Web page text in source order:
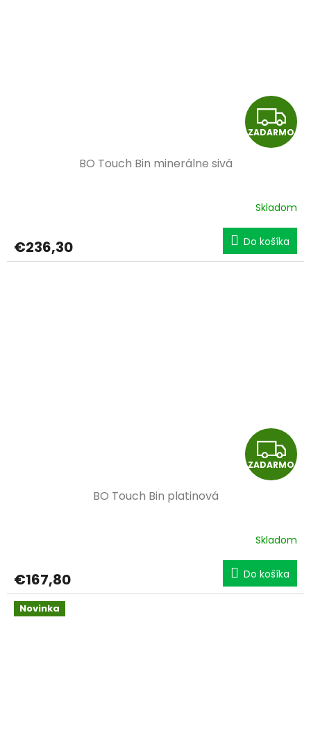
Z
A
A
R
M
ZADARMO
BO Touch Bin minerálne sivá
Skladom
€236,30 Do košíka
Z
A
A
R
M
ZADARMO
BO Touch Bin platinová
Skladom
€167,80 Do košíka
Novinka